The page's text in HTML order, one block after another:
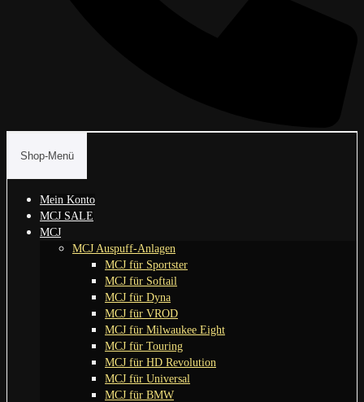
Shop-Menü
Mein Konto
MCJ SALE
MCJ
MCJ Auspuff-Anlagen
MCJ für Sportster
MCJ für Softail
MCJ für Dyna
MCJ für VROD
MCJ für Milwaukee Eight
MCJ für Touring
MCJ für HD Revolution
MCJ für Universal
MCJ für BMW